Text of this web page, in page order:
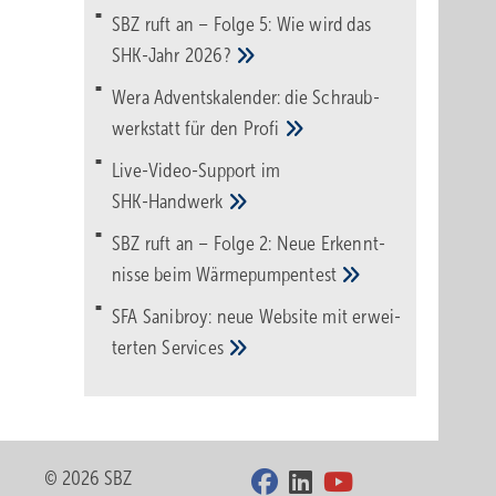
SBZ ruft an – Folge 5: Wie wird das
SHK-Jahr 2026?
Wera Adventskalender: die Schraub­
werk­statt für den Pro­fi
Live-Video-Support im
SHK-Handwerk
SBZ ruft an – Folge 2: Neue Erkennt­
nisse beimWärme­pumpen­test
SFA Sanibroy: neue Web­site mit erwei­
tertenServices
© 2026 SBZ